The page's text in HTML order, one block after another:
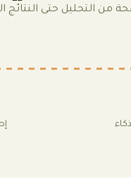
من التحليل حتى النتائج